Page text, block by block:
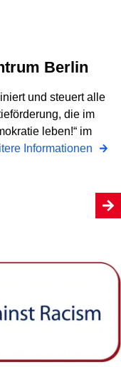
Berlin
und steuert alle
die im
leben!“ im
Informationen